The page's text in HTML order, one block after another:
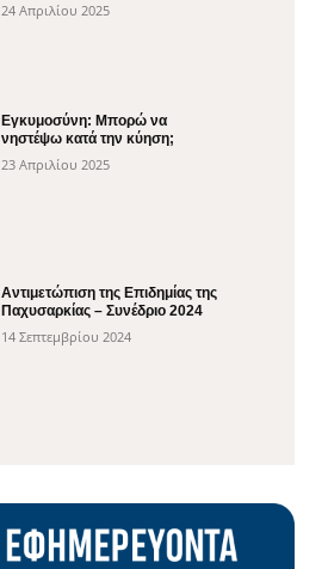
24 Απριλίου 2025
Εγκυμοσύνη: Μπορώ να
νηστέψω κατά την κύηση;
23 Απριλίου 2025
Αντιμετώπιση της Επιδημίας της
Παχυσαρκίας – Συνέδριο 2024
14 Σεπτεμβρίου 2024